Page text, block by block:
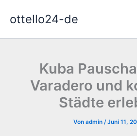
Inhaltottello24-de
Kuba
Varadero und
Städte
Von admin /Juni 11,